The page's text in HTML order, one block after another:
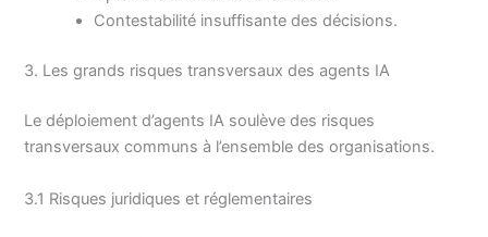
Contestabilité insuffisante des décisions.
3. Les grands risques transversaux des agents IA
Le déploiement d’agents IA soulève des risques
transversaux communs à l’ensemble des organisations.
3.1 Risques juridiques et réglementaires